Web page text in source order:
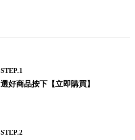
STEP.1
選好商品按下【立即購買】
STEP.2